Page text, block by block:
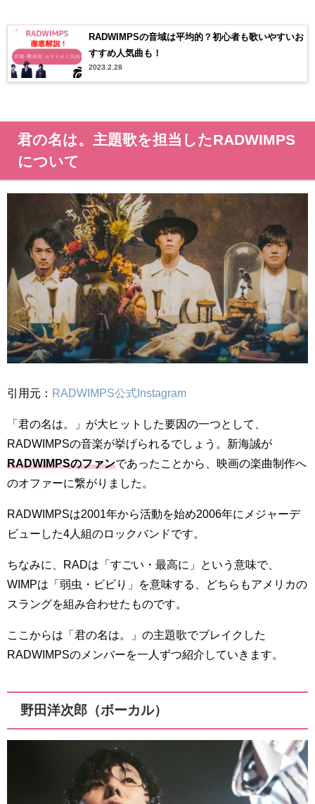
RADWIMPSの音域は平均的？初心者も歌いやすいお
すすめ人気曲も！
2023.2.28
君の名は。主題歌を担当したRADWIMPS
について
引用元： RADWIMPS公式Instagram
「君の名は。」が大ヒットした要因の一つとして、
RADWIMPSの音楽が挙げられるでしょう。新海誠が
RADWIMPSのファンであったことから、映画の楽曲制作へ
のオファーに繋がりました。
RADWIMPSは2001年から活動を始め2006年にメジャーデ
ビューした4人組のロックバンドです。
ちなみに、RADは「すごい・最高に」という意味で、
WIMPは「弱虫・ビビり」を意味する、どちらもアメリカの
スラングを組み合わせたものです。
ここからは「君の名は。」の主題歌でブレイクした
RADWIMPSのメンバーを一人ずつ紹介していきます。
野田洋次郎（ボーカル）